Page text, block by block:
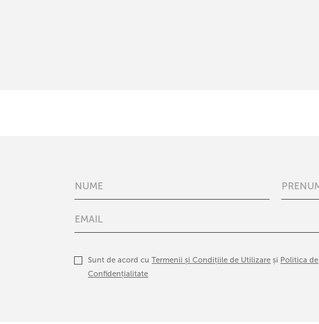
Sunt de acord cuTermenii și Condițiile de Utilizare și Politica de
Confidențialitate